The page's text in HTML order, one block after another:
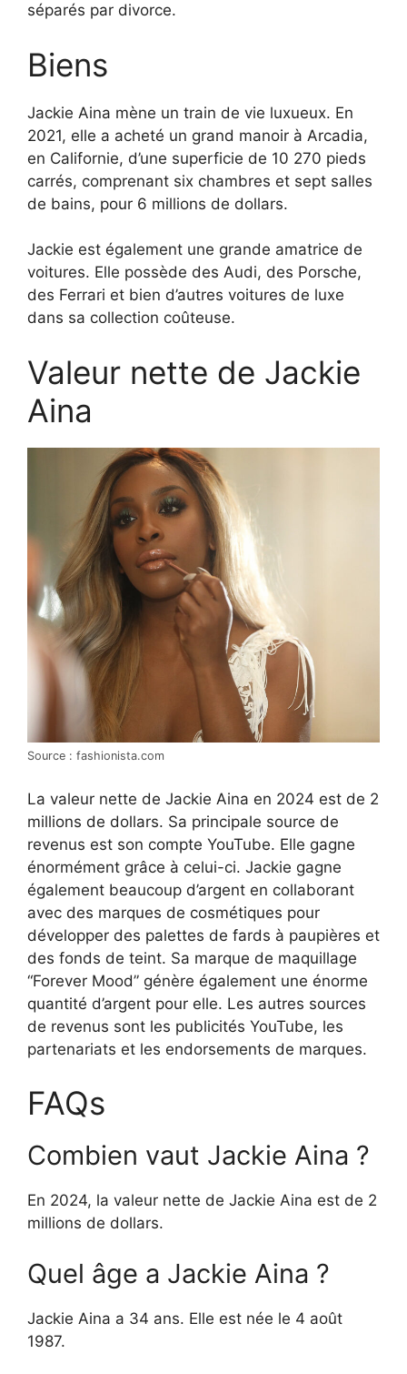
séparés par divorce.
Biens
Jackie Aina mène un train de vie luxueux. En
2021, elle a acheté un grand manoir à Arcadia,
en Californie, d’une superficie de 10 270 pieds
carrés, comprenant six chambres et sept salles
de bains, pour 6 millions de dollars.
Jackie est également une grande amatrice de
voitures. Elle possède des Audi, des Porsche,
des Ferrari et bien d’autres voitures de luxe
dans sa collection coûteuse.
Valeur nette de Jackie
Aina
Source : fashionista.com
La valeur nette de Jackie Aina en 2024 est de 2
millions de dollars. Sa principale source de
revenus est son compte YouTube. Elle gagne
énormément grâce à celui-ci. Jackie gagne
également beaucoup d’argent en collaborant
avec des marques de cosmétiques pour
développer des palettes de fards à paupières et
des fonds de teint. Sa marque de maquillage
“Forever Mood” génère également une énorme
quantité d’argent pour elle. Les autres sources
de revenus sont les publicités YouTube, les
partenariats et les endorsements de marques.
FAQs
Combien vaut Jackie Aina ?
En 2024, la valeur nette de Jackie Aina est de 2
millions de dollars.
Quel âge a Jackie Aina ?
Jackie Aina a 34 ans. Elle est née le 4 août
1987.